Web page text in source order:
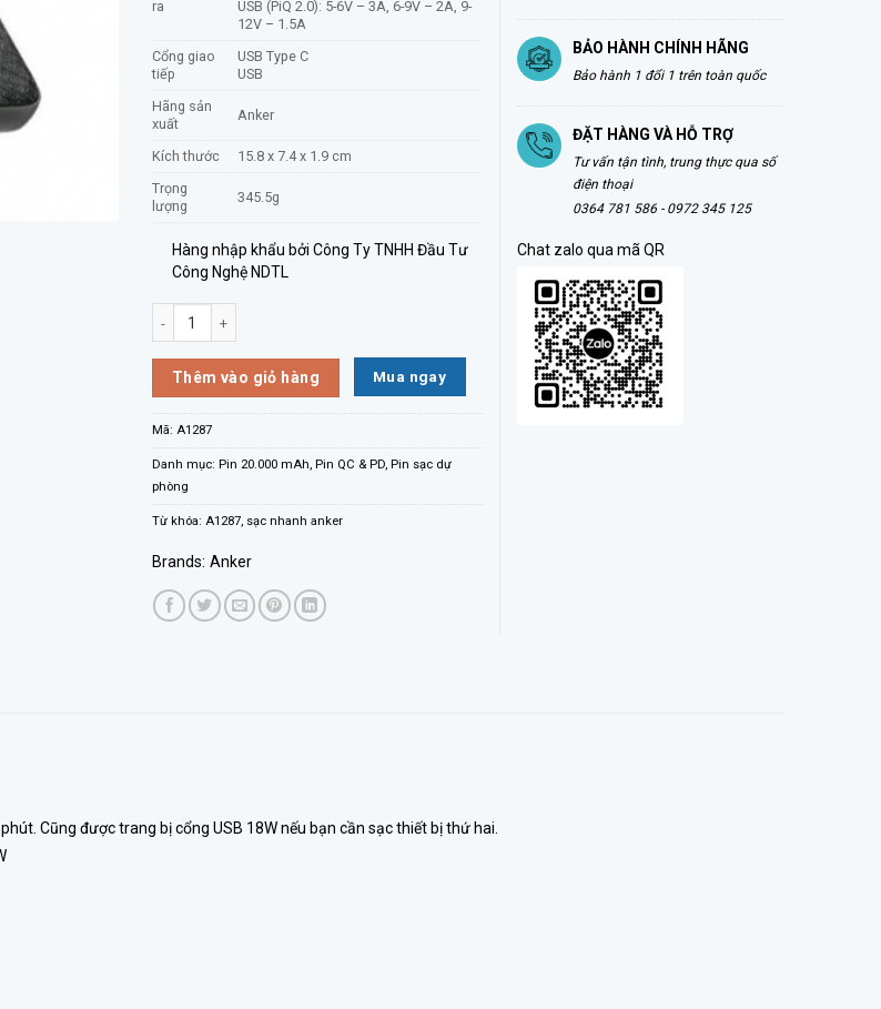
ra
USB (PiQ 2.0): 5-6V – 3A, 6-9V – 2A, 9-
12V – 1.5A
Cổng giao
tiếp
USB Type C
USB
Hãng sản
xuất
Anker
Kích thước
15.8 x 7.4 x 1.9 cm
Trọng
lượng
345.5g
Hàng nhập khẩu bởi Công Ty TNHH Đầu Tư
Công Nghệ NDTL
PIN DỰ PHÒNG ANKER POWERCORE ESSENTIAL 20.000MAH PD20W - A1287 số lượng
Thêm vào giỏ hàng Mua ngay
Mã: A1287
Danh mục: Pin 20.000 mAh, Pin QC & PD, Pin sạc dự
phòng
Từ khóa: A1287, sạc nhanh anker
Brands: Anker
BẢO HÀNH CHÍNH HÃNG
Bảo hành 1 đổi 1 trên toàn quốc
ĐẶT HÀNG VÀ HỖ TRỢ
Tư vấn tận tình, trung thực qua số
điện thoại
0364 781 586 - 0972 345 125
Chat zalo qua mã QR
Cũng được trang bị cổng USB 18W nếu bạn cần sạc thiết bị thứ hai.